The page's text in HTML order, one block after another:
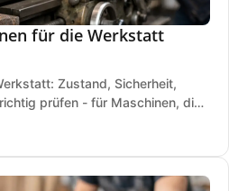
für die Werkstatt
Zustand, Sicherheit,
prüfen - für Maschinen, die